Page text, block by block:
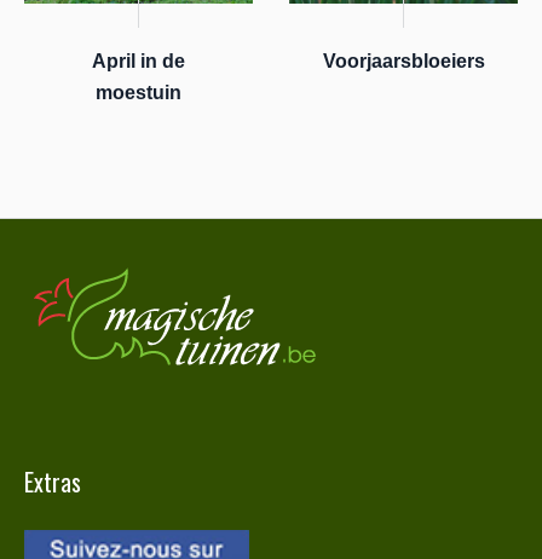
April in de
moestuin
Voorjaarsbloeiers
Extras